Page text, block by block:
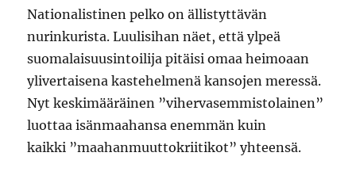
Nationalistinen pelko on ällistyttävän
nurinkurista. Luulisihan näet, että ylpeä
suomalaisuusintoilija pitäisi omaa heimoaan
ylivertaisena kastehelmenä kansojen meressä.
Nyt keskimääräinen ”vihervasemmistolainen”
luottaa isänmaahansa enemmän kuin
kaikki ”maahanmuuttokriitikot” yhteensä.